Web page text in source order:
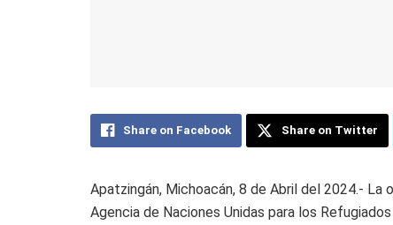
Share on Facebook Share on Twitter
Apatzingán, Michoacán, 8 de Abril del 2024.- La
Agencia de Naciones Unidas para los